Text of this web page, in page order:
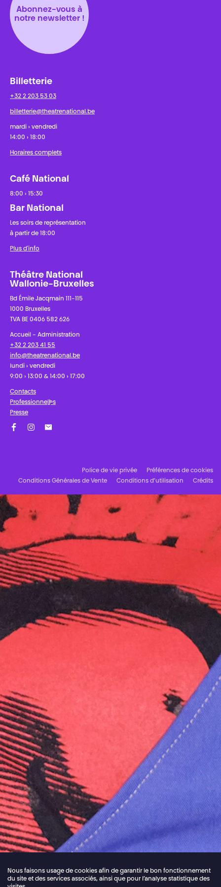
Abonnez-vous à
notre newsletter !
Billetterie
+32 2 203 53 03
billetterie@theatrenational.be
mardi › vendredi
14:00 › 18:00
Horaires complets
Café National
8:00 › 15:30
Bar National
Les soirs de représentation
à partir de 18:00
Plus d'info
Théâtre National
Wallonie-Bruxelles
Bd Émile Jacqmain 111-115
1000 Bruxelles
TVA BE 0406 582 626
Accueil - Administration
+32 2 203 41 55
info@theatrenational.be
lundi › vendredi
9:00 › 13:00 & 14:00 › 17:00
Contacts
Professionnel·les
Presse
Police de vie privée
Préférences de cookies
Conditions Générales de Vente
Conditions d’utilisation Crédits
Nous faisons usage de cookies afin de garantir le bon fonctionnement
du site et des services associés, ainsi que pour l’analyse statistique des